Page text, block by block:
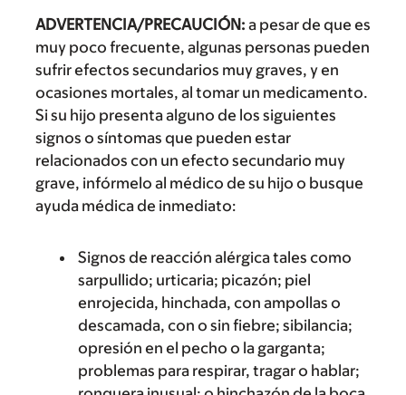
ADVERTENCIA/PRECAUCIÓN: a pesar de que es
muy poco frecuente, algunas personas pueden
sufrir efectos secundarios muy graves, y en
ocasiones mortales, al tomar un medicamento.
Si su hijo presenta alguno de los siguientes
signos o síntomas que pueden estar
relacionados con un efecto secundario muy
grave, infórmelo al médico de su hijo o busque
ayuda médica de inmediato:
Signos de reacción alérgica tales como
sarpullido; urticaria; picazón; piel
enrojecida, hinchada, con ampollas o
descamada, con o sin fiebre; sibilancia;
opresión en el pecho o la garganta;
problemas para respirar, tragar o hablar;